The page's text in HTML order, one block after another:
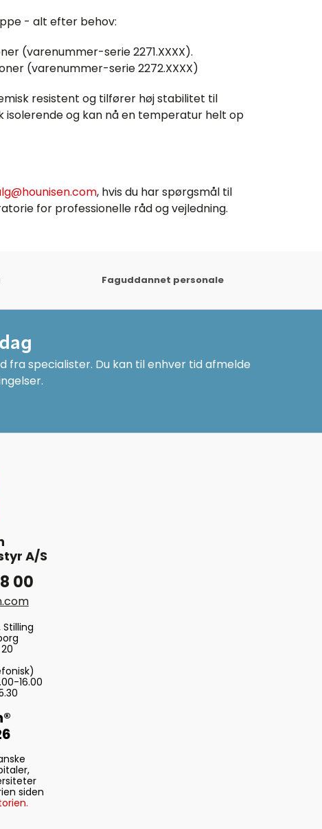
- alt efter behov:
(varenummer-serie 2271.XXXX).
(varenummer-serie 2272.XXXX)
resistent og tilfører høj stabilitet til
og kan nå en temperatur helt op
, hvis du har spørgsmål til
for professionelle råd og vejledning.
Faguddannet personale
fra specialister. Du kan til enhver tid afmelde
A/S
00
Stilling
16.00
siden